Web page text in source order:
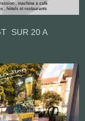
, machine a café
, hôtels et restaurants
SUR 20 A